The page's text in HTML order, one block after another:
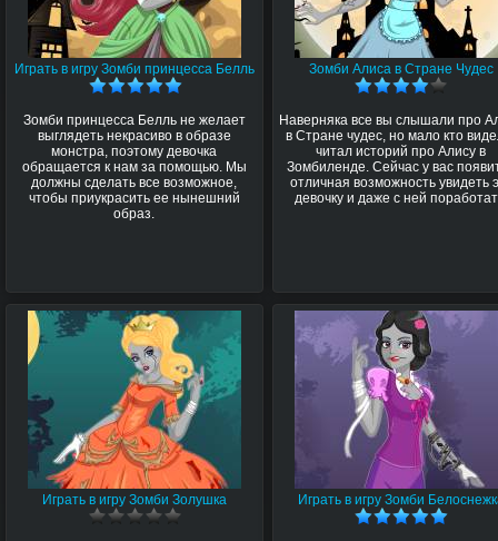
Играть в игру Зомби принцесса Белль
Зомби принцесса Белль не желает
выглядеть некрасиво в образе
монстра, поэтому девочка
обращается к нам за помощью. Мы
должны сделать все возможное,
чтобы приукрасить ее нынешний
образ.
Зомби Алиса в Стране Чудес
Наверняка все вы слышали про
в Стране чудес, но мало кто
читал историй про Алису в
Зомбиленде. Сейчас у вас
отличная возможность увидеть
девочку и даже с ней
Играть в игру Зомби Золушка Играть в игру Зомби